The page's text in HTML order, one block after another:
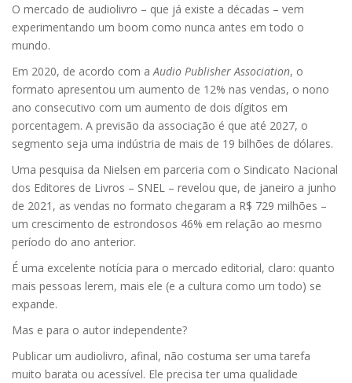
O mercado de audiolivro – que já existe a décadas – vem
experimentando um boom como nunca antes em todo o
mundo.
Em 2020, de acordo com a Audio Publisher Association, o
formato apresentou um aumento de 12% nas vendas, o nono
ano consecutivo com um aumento de dois dígitos em
porcentagem. A previsão da associação é que até 2027, o
segmento seja uma indústria de mais de 19 bilhões de dólares.
Uma pesquisa da Nielsen em parceria com o Sindicato Nacional
dos Editores de Livros – SNEL – revelou que, de janeiro a junho
de 2021, as vendas no formato chegaram a R$ 729 milhões –
um crescimento de estrondosos 46% em relação ao mesmo
período do ano anterior.
É uma excelente notícia para o mercado editorial, claro: quanto
mais pessoas lerem, mais ele (e a cultura como um todo) se
expande.
Mas e para o autor independente?
Publicar um audiolivro, afinal, não costuma ser uma tarefa
muito barata ou acessível. Ele precisa ter uma qualidade